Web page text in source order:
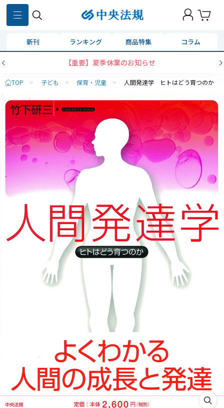
新刊 ランキング 商品特集 コラム
【重要】夏季休業のお知らせ
TOP > 子ども > 保育・児童 > 人間発達学 ヒトはどう育つのか